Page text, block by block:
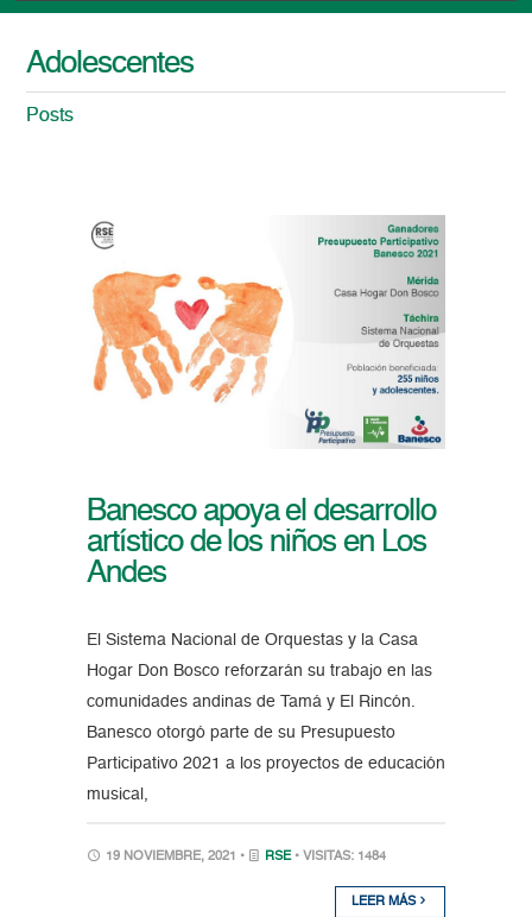
Adolescentes
Posts
Banesco apoya el desarrollo
artístico de los niños en Los
Andes
El Sistema Nacional de Orquestas y la Casa
Hogar Don Bosco reforzarán su trabajo en las
comunidades andinas de Tamá y El Rincón.
Banesco otorgó parte de su Presupuesto
Participativo 2021 a los proyectos de educación
musical,
19 NOVIEMBRE, 2021 • RSE • VISITAS: 1484
LEER MÁS